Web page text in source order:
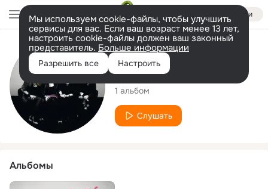
Войти
Мы используем cookie-файлы, чтобы улучшить
сервисы для вас. Если ваш возраст менее 13 лет,
настроить cookie-файлы должен ваш законный
представитель. Больше информации
Разрешить все Настроить
Исполнитель
Voladoras
1 альбом
Слушать
Альбомы